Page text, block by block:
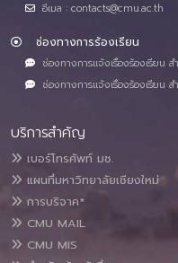
อีเมล : contacts@cmu.ac.th
ช่องทางการร้องเรียน
ช่องทางการแจ้งเรื่องร้องเรียน
ช่องทางการแจ้งเรื่องร้องเรียน
บริการสำคัญ
เบอร์โทรศัพท์ มช.
แผนที่มหาวิทยาลัยเชียงใหม่
การบริจาค*
CMU MAIL
CMU MIS